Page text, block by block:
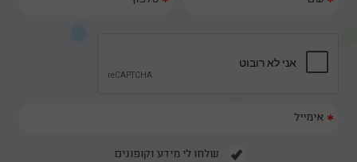
*
*
*
שלחו לי מידע וקופונים